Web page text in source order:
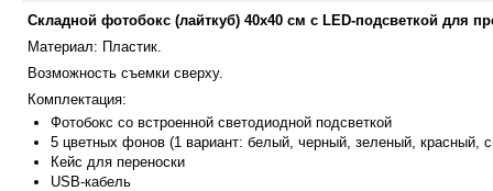
Складной фотобокс (лайткуб) 40x40 см с LED-подсветкой для
Материал: Пластик.
Возможность съемки сверху.
Комплектация:
Фотобокс со встроенной светодиодной подсветкой
5 цветных фонов (1 вариант: белый, черный, зеленый, красный,
Кейс для переноски
USB-кабель